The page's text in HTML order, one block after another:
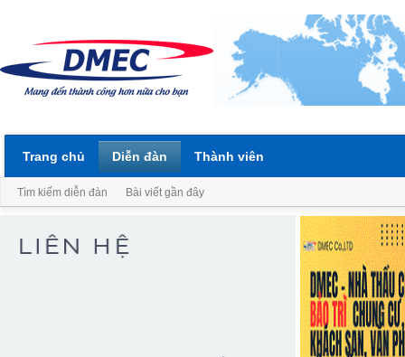
Trang chủ Diễn đàn
Tìm kiếm diễn đàn Bài viết gần đây
Thành viên